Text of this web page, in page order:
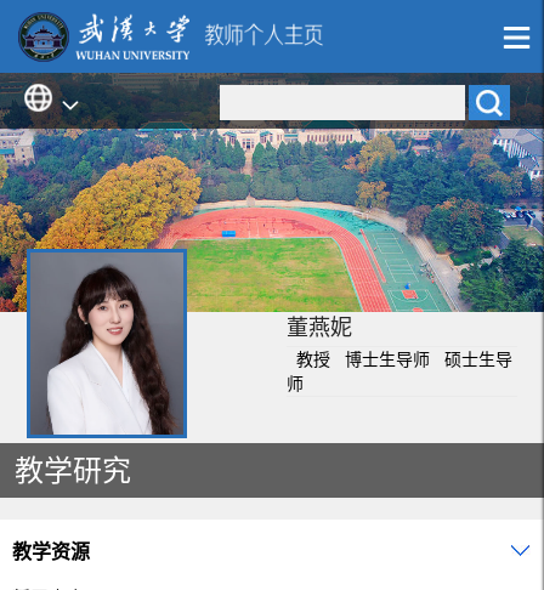
董燕妮
教授 博士生导师 硕士生导
师
教学研究
教学资源